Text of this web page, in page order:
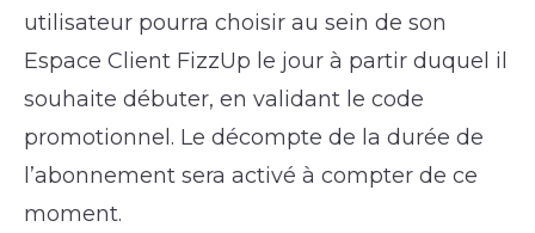
utilisateur pourra choisir au sein de son
Espace Client FizzUp le jour à partir duquel il
souhaite débuter, en validant le code
promotionnel. Le décompte de la durée de
l’abonnement sera activé à compter de ce
moment.